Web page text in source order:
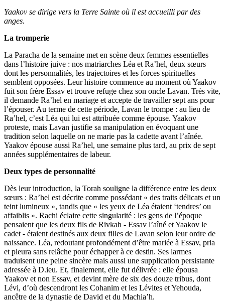
Yaakov se dirige vers la Terre Sainte où il est accueilli par des
anges.
La tromperie
La Paracha de la semaine met en scène deux femmes essentielles
dans l’histoire juive : nos matriarches Léa et Ra’hel, deux sœurs
dont les personnalités, les trajectoires et les forces spirituelles
semblent opposées. Leur histoire commence au moment où Yaakov
fuit son frère Essav et trouve refuge chez son oncle Lavan. Très vite,
il demande Ra’hel en mariage et accepte de travailler sept ans pour
l’épouser. Au terme de cette période, Lavan le trompe : au lieu de
Ra’hel, c’est Léa qui lui est attribuée comme épouse. Yaakov
proteste, mais Lavan justifie sa manipulation en évoquant une
tradition selon laquelle on ne marie pas la cadette avant l’aînée.
Yaakov épouse aussi Ra’hel, une semaine plus tard, au prix de sept
années supplémentaires de labeur.
Deux types de personnalité
Dès leur introduction, la Torah souligne la différence entre les deux
sœurs : Ra’hel est décrite comme possédant « des traits délicats et un
teint lumineux », tandis que « les yeux de Léa étaient ‘tendres’ ou
affaiblis ». Rachi éclaire cette singularité : les gens de l’époque
pensaient que les deux fils de Rivkah - Essav l’aîné et Yaakov le
cadet - étaient destinés aux deux filles de Lavan selon leur ordre de
naissance. Léa, redoutant profondément d’être mariée à Essav, pria
et pleura sans relâche pour échapper à ce destin. Ses larmes
traduisent une peine sincère mais aussi une supplication persistante
adressée à D.ieu. Et, finalement, elle fut délivrée : elle épousa
Yaakov et non Essav, et devint mère de six des douze tribus, dont
Lévi, d’où descendront les Cohanim et les Lévites et Yehouda,
ancêtre de la dynastie de David et du Machia’h.